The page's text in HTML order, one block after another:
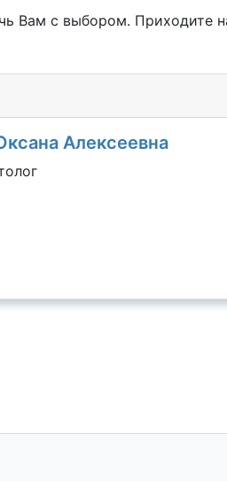
Вам с выбором. Приходите
Алексеевна